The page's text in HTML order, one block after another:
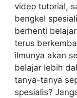
video tutorial,
bengkel
berhenti
terus
ilmunya akan
belajar lebih
tanya-tanya
spesialis?